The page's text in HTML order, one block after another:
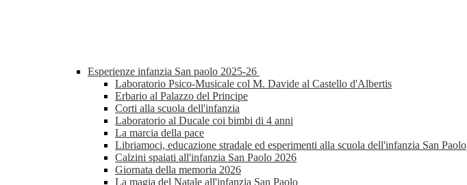
Esperienze infanzia San paolo 2025-26
Laboratorio Psico-Musicale col M. Davide al Castello d'Albertis
Erbario al Palazzo del Principe
Corti alla scuola dell'infanzia
Laboratorio al Ducale coi bimbi di 4 anni
La marcia della pace
Libriamoci, educazione stradale ed esperimenti alla scuola dell'infanzia San Paolo
Calzini spaiati all'infanzia San Paolo 2026
Giornata della memoria 2026
La magia del Natale all'infanzia San Paolo